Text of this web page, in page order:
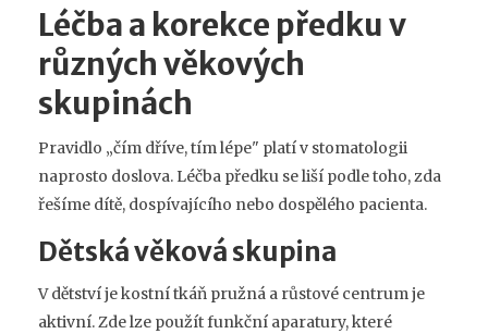
Léčba a korekce předku v
různých věkových
skupinách
Pravidlo „čím dříve, tím lépe" platí v stomatologii
naprosto doslova. Léčba předku se liší podle toho, zda
řešíme dítě, dospívajícího nebo dospělého pacienta.
Dětská věková skupina
V dětství je kostní tkáň pružná a růstové centrum je
aktivní. Zde lze použít funkční aparatury, které